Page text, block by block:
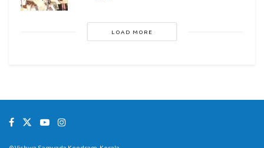
LOAD MORE